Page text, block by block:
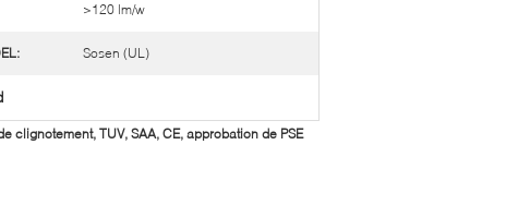
>120 lm/w
Sosen (UL)
TUV, SAA, CE, approbation de PSE